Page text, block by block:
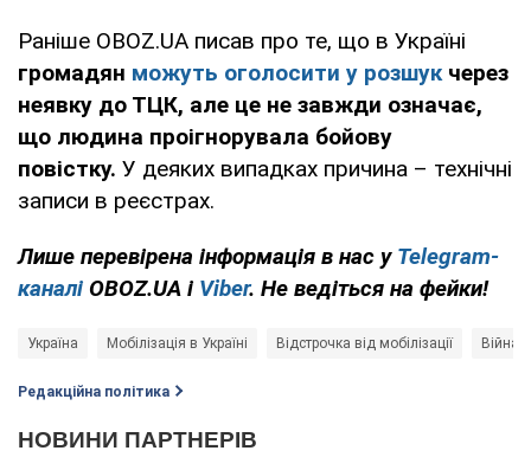
Раніше OBOZ.UA писав про те, що в Україні
громадян можуть оголосити у розшукчерез
неявку до ТЦК, але це не завжди означає,
що людина проігнорувала бойову
повістку. У деяких випадках причина – технічні
записи в реєстрах.
Лише перевірена інформація в нас у Telegram-
каналі OBOZ.UA і Viber. Не ведіться на фейки!
Україна Мобілізація в Україні Відстрочка від мобілізації Війна
Редакційна політика